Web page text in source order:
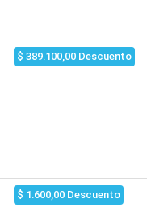
$ 389.100,00 Descuento
$ 1.600,00 Descuento